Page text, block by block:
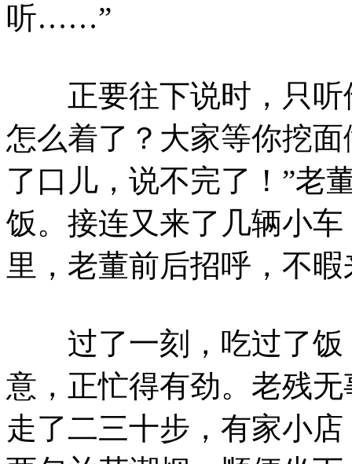
听……”
正要往下说时，只听
怎么着了？大家等你挖
了口儿，说不完了！”老
饭。接连又来了几辆小
里，老董前后招呼，不
过了一刻，吃过了饭
意，正忙得有劲。老残
走了二三十步，有家小